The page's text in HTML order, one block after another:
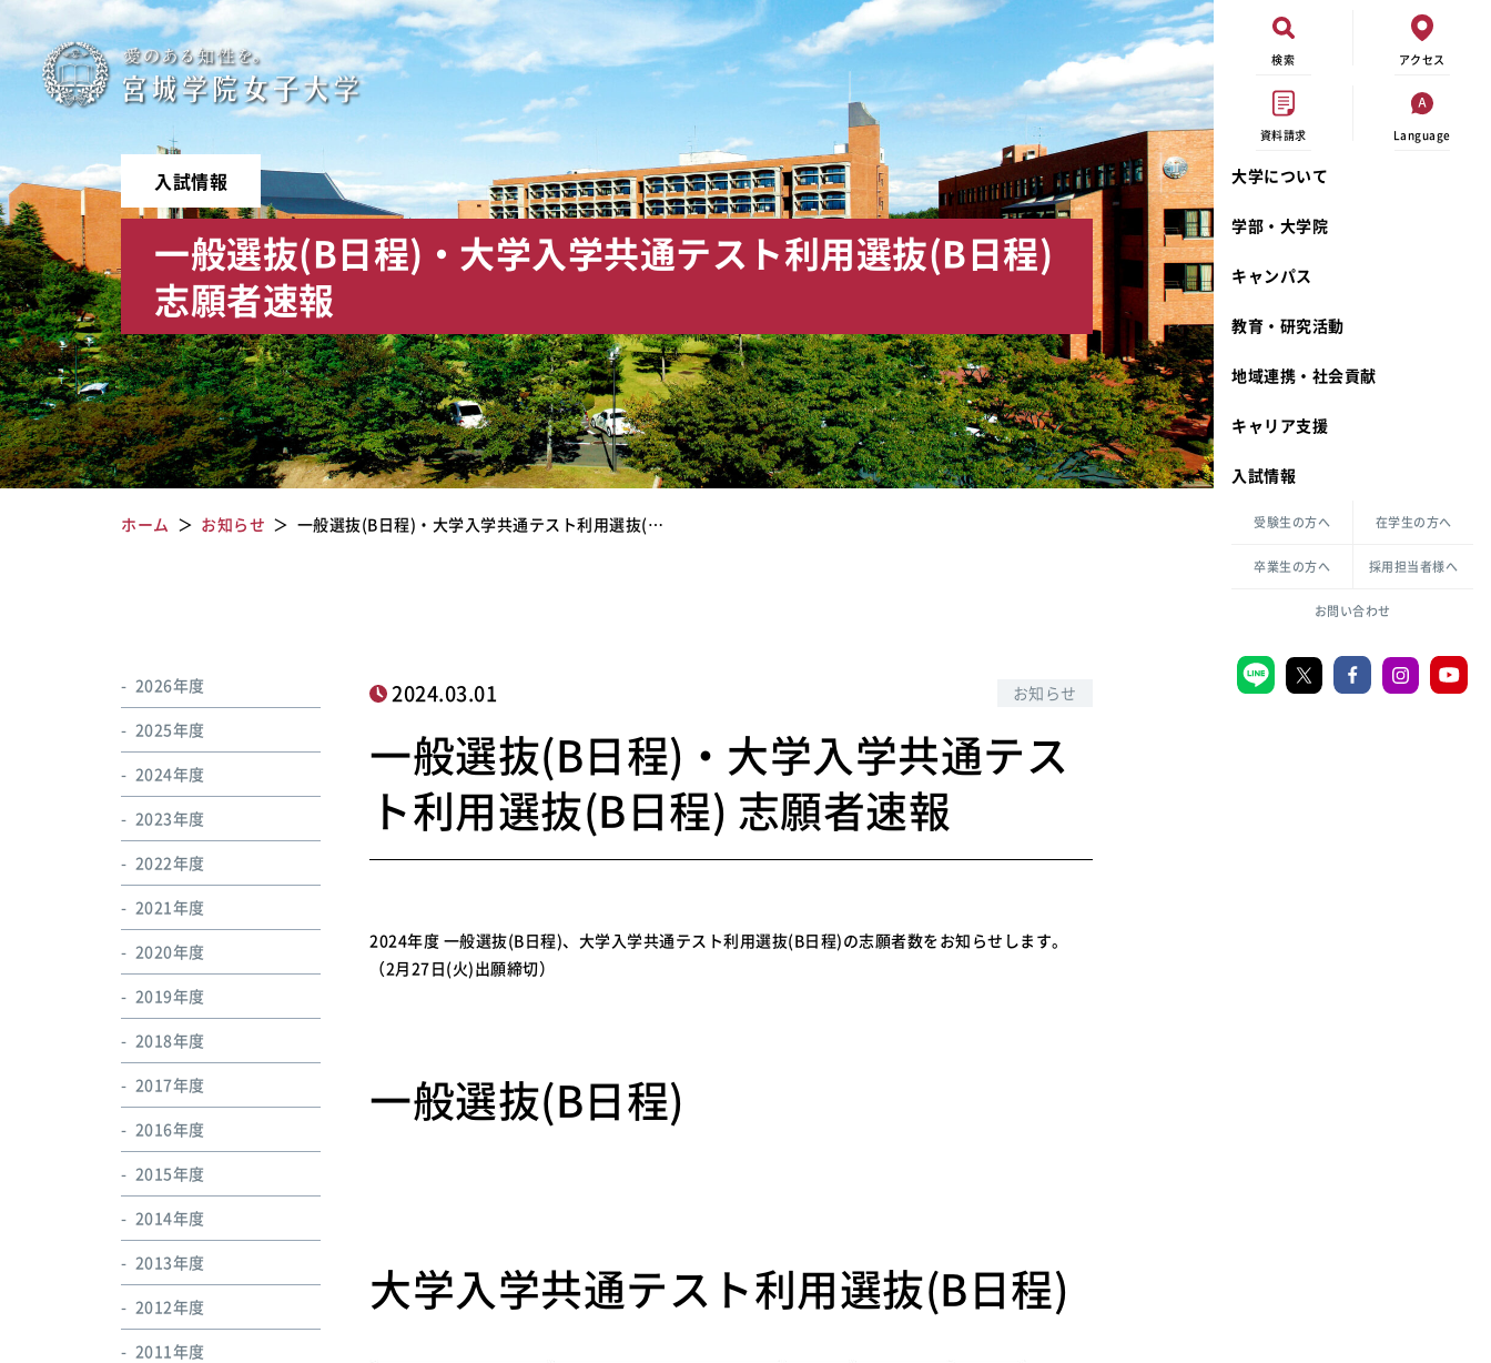
検索 アクセス
資料請求 Language
大学について
宮城学院 校歌
礼拝堂
カリキュラム・ポリシー
倫理憲章
ハラスメントの防止
共生のための多様性宣言
学部・大学院
生活文化デザイン学科
一般教育課程
キャンパス
奨学金
大学祭
キャンパスメンバーズ
教職センター
学芸員課程
図書館司書課程
教育・研究活動動物実験に関する情報公開
キリスト教文化研究所
生活環境科学研究所
地域連携・社会貢献
カリキュラム・入室方法
キャリア支援
入試情報
受験生の方へ 在学生の方へ
卒業生の方へ 採用担当者様へ
お問い合わせ
宮
城
学
院
女
子
大
学
入試情報
一般選抜(B日程)・大学入学共通テスト利用選抜(B日程)
志願者速報
ホーム お知らせ 一般選抜(B日程)・大学入学共通テスト利用選抜(…
2024.03.01 お知らせ
一般選抜(B日程)・大学入学共通テス
ト利用選抜(B日程) 志願者速報
2024年度 一般選抜(B日程)、大学入学共通テスト利用選抜(B日程)の志願者数をお知らせします。
（2月27日(火)出願締切）
一般選抜(B日程)
大学入学共通テスト利用選抜(B日程)
2026年度
2025年度
2024年度
2023年度
2022年度
2021年度
2020年度
2019年度
2018年度
2017年度
2016年度
2015年度
2014年度
2013年度
2012年度
2011年度